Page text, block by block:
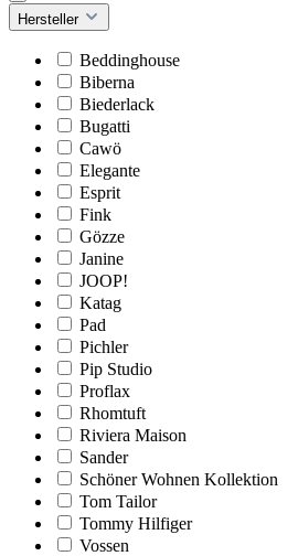
Hersteller
Beddinghouse
Biberna
Biederlack
Bugatti
Cawö
Elegante
Esprit
Fink
Gözze
Janine
JOOP!
Katag
Pad
Pichler
Pip Studio
Proflax
Rhomtuft
Riviera Maison
Sander
Schöner Wohnen Kollektion
Tom Tailor
Tommy Hilfiger
Vossen